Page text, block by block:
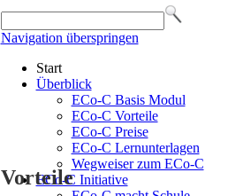
Navigation überspringen
Start
Überblick
ECo-C Basis Modul
ECo-C Vorteile
ECo-C Preise
ECo-C Lernunterlagen
Wegweiser zum ECo-C
ECo-C Initiative
Vorteile